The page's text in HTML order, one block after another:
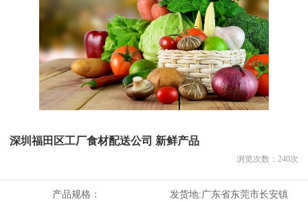
深圳福田区工厂食材配送公司 新鲜产品
浏览次数： 240次
产品规格： 发货地:广东省东莞市长安镇